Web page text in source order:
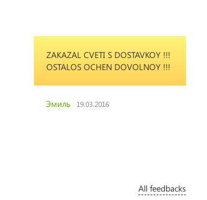
ZAKAZAL CVETI S DOSTAVKOY !!!
OSTALOS OCHEN DOVOLNOY !!!
19.03.2016
All feedbacks